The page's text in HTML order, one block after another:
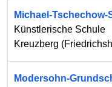
Michael-
Künstlerische Schule
Kreuzberg (
Modersohn-